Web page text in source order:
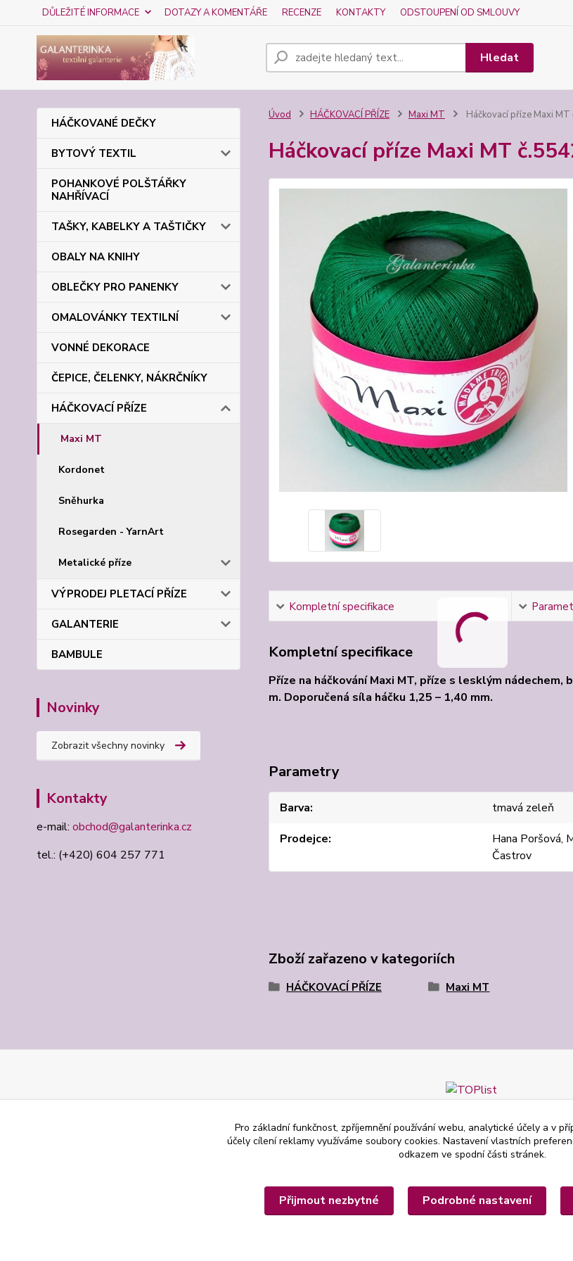
DŮLEŽITÉ INFORMACE DOTAZY A KOMENTÁŘE RECENZE KONTAKTY ODSTOUPENÍ OD SMLOUVY
Hledat
HÁČKOVANÉ DEČKY
BYTOVÝ TEXTIL
POHANKOVÉ POLŠTÁŘKY
NAHŘÍVACÍ
TAŠKY, KABELKY A TAŠTIČKY
OBALY NA KNIHY
OBLEČKY PRO PANENKY
OMALOVÁNKY TEXTILNÍ
VONNÉ DEKORACE
ČEPICE, ČELENKY, NÁKRČNÍKY
HÁČKOVACÍ PŘÍZE
Maxi MT
Kordonet
Sněhurka
Rosegarden - YarnArt
Metalické příze
VÝPRODEJ PLETACÍ PŘÍZE
GALANTERIE
BAMBULE
Novinky
Zobrazit všechny novinky
Kontakty
e-mail: obchod@galanterinka.cz
tel.: (+420) 604 257 771
Úvod HÁČKOVACÍ PŘÍZE Maxi MT Háčkovací příze Maxi
Háčkovací příze Maxi MT
Kompletní specifikace
Kompletní specifikace
Příze na háčkování Maxi MT, příze s lesklým
m. Doporučená síla háčku 1,25 – 1,40 mm.
Parametry
Barva
tmavá zeleň
Prodejce
Hana Poršová,
Častrov
Zboží zařazeno v kategoriích
HÁČKOVACÍ PŘÍZE Maxi MT
Pro základní funkčnost, zpříjemnění používání webu, analytické účely a v
účely cílení reklamy využíváme soubory cookies. Nastavení vlastních
odkazem ve spodní části stránek.
Přijmout nezbytné Podrobné nastavení